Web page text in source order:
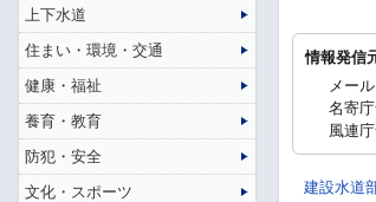
情報発信
メール
名寄
風連
建設水道
上下水道
住まい・環境・交通
健康・福祉
養育・教育
防犯・安全
文化・スポーツ